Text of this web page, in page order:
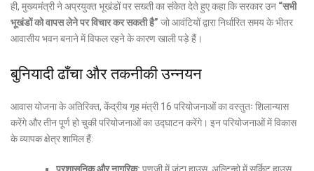
ही, मुख्यमंत्री ने अप्रयुक्त भूखंडों पर सख्ती का संकेत देते हुए कहा कि सरकार उन “सभी
भूखंडों को वापस लेने पर विचार कर सकती है” जो आवंटियों द्वारा निर्धारित समय के भीतर
आवासीय भवन बनाने में विफल रहने के कारण खाली पड़े हैं।
बुनियादी ढाँचा और तकनीकी उन्नयन
आवास योजना के अतिरिक्त, केंद्रीय गृह मंत्री 16 परियोजनाओं का वस्तुतः शिलान्यास
करेंगे और तीन पूर्ण हो चुकी परियोजनाओं का उद्घाटन करेंगे। इन परियोजनाओं में विकास
के व्यापक क्षेत्र शामिल हैं: